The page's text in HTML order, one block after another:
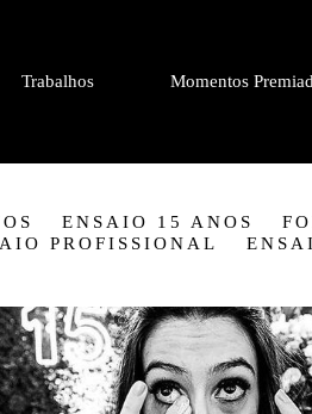
Trabalhos Momentos
ENSAIO 15 ANOS
PROFISSIONAL